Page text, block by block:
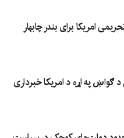
امریکا برای بندر چابهار
په اړه د امریکا خبرداری